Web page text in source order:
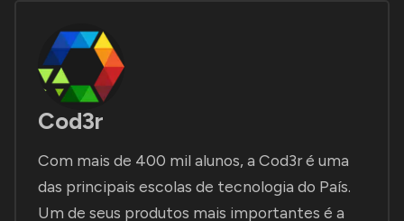
Cod3r
Com mais de 400 mil alunos, a Cod3r é uma
das principais escolas de tecnologia do País.
Um de seus produtos mais importantes é a